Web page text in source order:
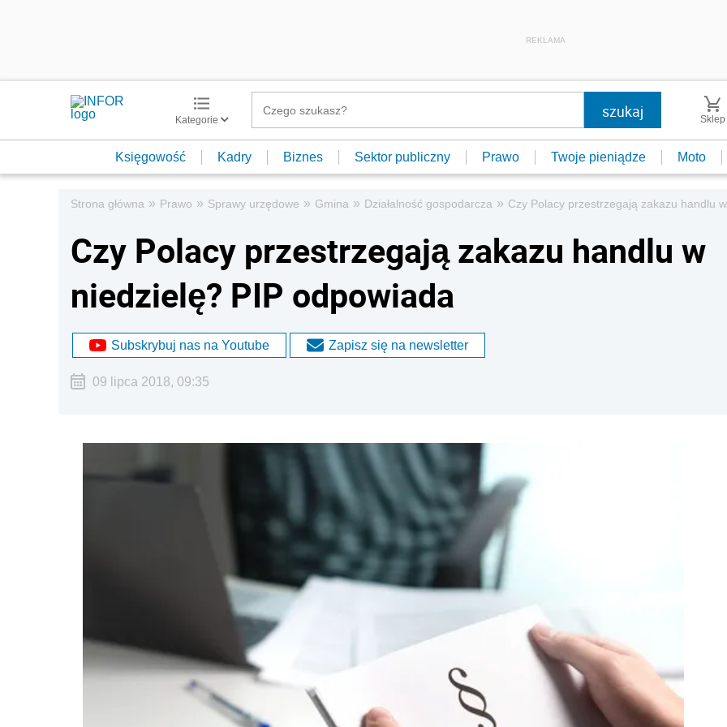
REKLAMA
Kategorie Sklep
Księgowość Kadry Biznes Sektor publiczny Prawo Twoje pieniądze Moto
Strona główna » Prawo » Sprawy urzędowe » Gmina » Działalność gospodarcza » Czy Polacy przestrzegają zakazu handlu
Czy Polacy przestrzegają zakazu handlu w
niedzielę? PIP odpowiada
Subskrybuj nas na Youtube Zapisz się na newsletter
09 lipca 2018, 09:35